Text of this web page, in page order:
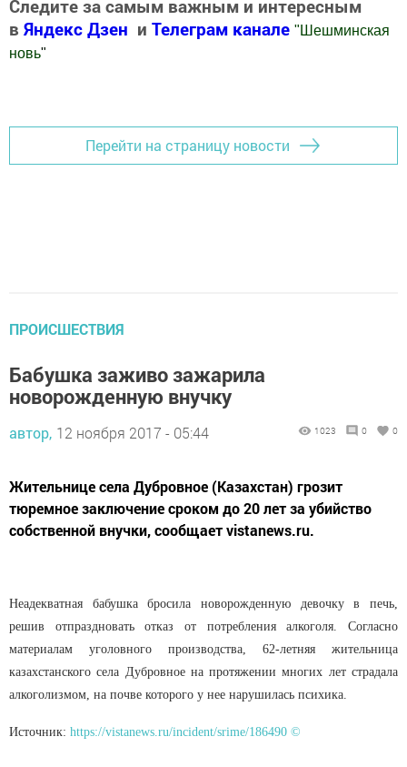
Следите за самым важным и интересным
в Яндекс Дзен и Телеграм канале " Шешминская
новь"
Перейти на страницу новости
ПРОИСШЕСТВИЯ
Бабушка заживо зажарила
новорожденную внучку
автор, 12 ноября 2017 - 05:44 1023 0 0
Жительнице села Дубровное (Казахстан) грозит
тюремное заключение сроком до 20 лет за убийство
собственной внучки, сообщает vistanews.ru.
Неадекватная бабушка бросила новорожденную девочку в печь,
решив отпраздновать отказ от потребления алкоголя. Согласно
материалам уголовного производства, 62-летняя жительница
казахстанского села Дубровное на протяжении многих лет страдала
алкоголизмом, на почве которого у нее нарушилась психика.
Источник: https://vistanews.ru/incident/srime/186490 ©